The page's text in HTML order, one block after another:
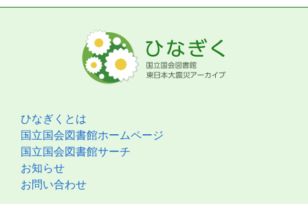
ひなぎくとは
国立国会図書館ホームページ
国立国会図書館サーチ
お知らせ
お問い合わせ